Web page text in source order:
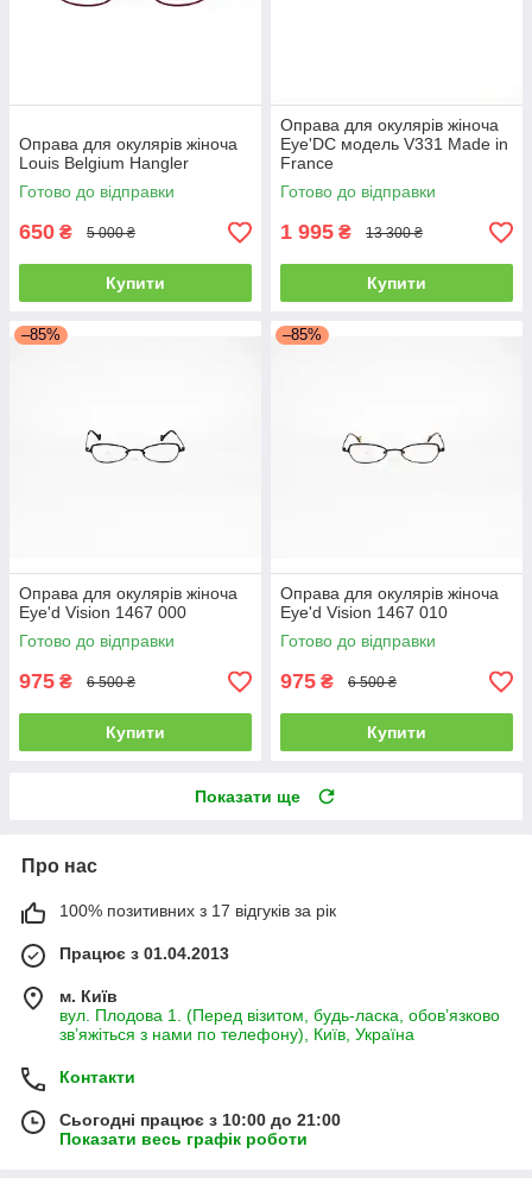
Оправа для окулярів жіноча
Louis Belgium Hangler
Готово до відправки
650 ₴ 5 000 ₴
Купити
Оправа для окулярів жіноча
Eye'DC модель V331 Made in
France
Готово до відправки
1 995 ₴ 13 300 ₴
Купити
–85%
Оправа для окулярів жіноча
Eye'd Vision 1467 000
Готово до відправки
975 ₴ 6 500 ₴
Купити
–85%
Оправа для окулярів жіноча
Eye'd Vision 1467 010
Готово до відправки
975 ₴ 6 500 ₴
Купити
Показати ще
Про нас
100% позитивних з 17 відгуків за рік
Працює з 01.04.2013
м. Київ
вул. Плодова 1. (Перед візитом, будь-ласка, обов’язково
зв’яжіться з нами по телефону), Київ, Україна
Контакти
Сьогодні працює з 10:00 до 21:00
Показати весь графік роботи